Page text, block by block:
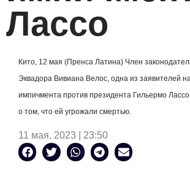
Лассо
Кито, 12 мая (Пренса Латина) Член
Эквадора Вивиана Велос, одна из заявителей
импичмента против президента Гильермо
о том, что ей угрожали смертью.
11 мая, 2023 | 23:50